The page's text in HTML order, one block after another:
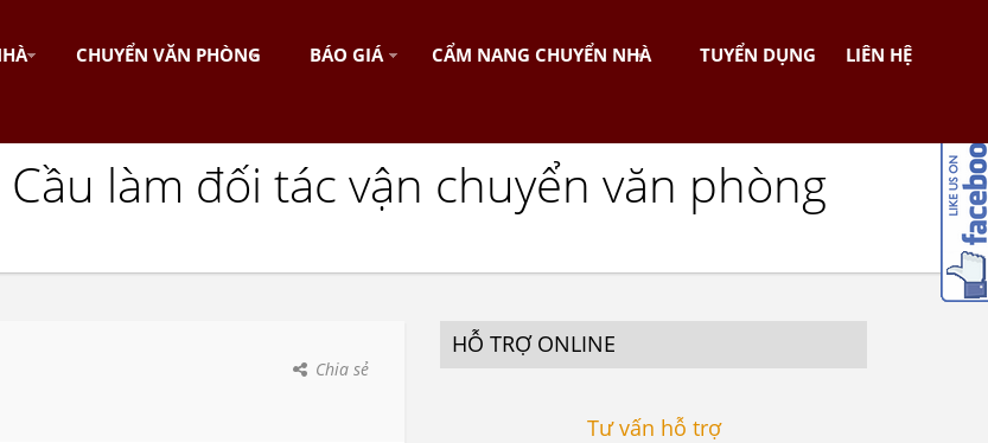
CHUYỂN VĂN PHÒNG BÁO GIÁ CẨM NANG CHUYỂN NHÀ TUYỂN DỤNG LIÊN HỆ
làm đối tác vận chuyển văn phòng
Chia sẻ
HỖ TRỢ ONLINE
Tư vấn hỗ trợ